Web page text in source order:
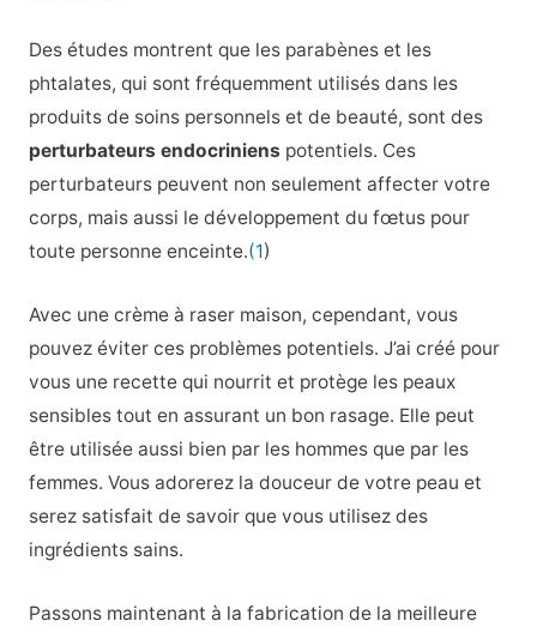
Des études montrent que les parabènes et les
phtalates, qui sont fréquemment utilisés dans les
produits de soins personnels et de beauté, sont des
perturbateurs endocriniens potentiels. Ces
perturbateurs peuvent non seulement affecter votre
corps, mais aussi le développement du fœtus pour
toute personne enceinte.(1)
Avec une crème à raser maison, cependant, vous
pouvez éviter ces problèmes potentiels. J’ai créé pour
vous une recette qui nourrit et protège les peaux
sensibles tout en assurant un bon rasage. Elle peut
être utilisée aussi bien par les hommes que par les
femmes. Vous adorerez la douceur de votre peau et
serez satisfait de savoir que vous utilisez des
ingrédients sains.
Passons maintenant à la fabrication de la meilleure